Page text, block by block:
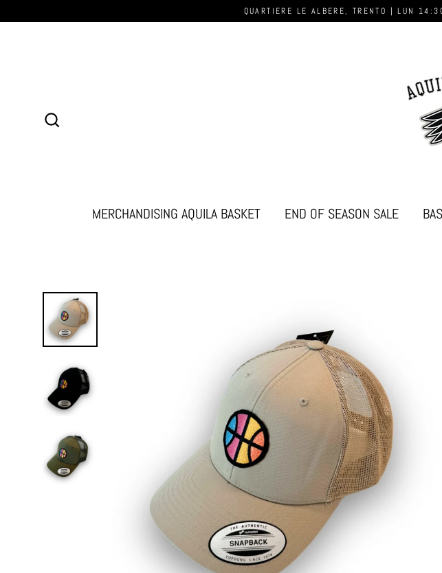
QUARTIERE LE ALBERE, TRENTO | LUN
MERCHANDISING AQUILA BASKET END OF SEASON SALE